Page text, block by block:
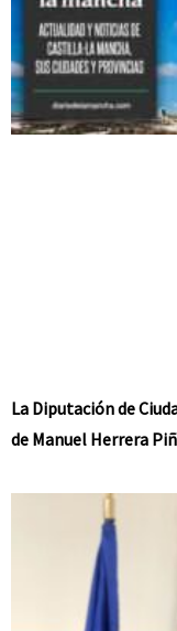
La Diputación de
de Manuel Herrera